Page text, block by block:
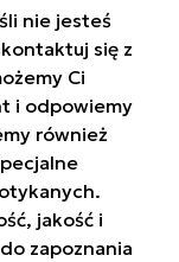
nie jesteś
się z
Ci
i odpowiemy
również
jakość i
zapoznania